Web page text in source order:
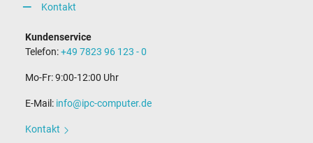
Kontakt
Kundenservice
Telefon:+49 7823 96 123 - 0
Mo-Fr: 9:00-12:00 Uhr
E-Mail: info@ipc-computer.de
Kontakt